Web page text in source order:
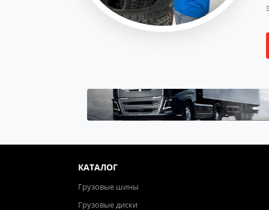
КАТАЛОГ
Грузовые шины
Грузовые диски